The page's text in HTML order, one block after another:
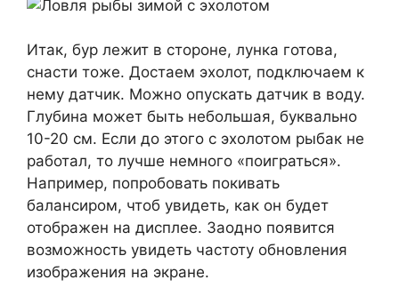
Итак, бур лежит в стороне, лунка готова,
снасти тоже. Достаем эхолот, подключаем к
нему датчик. Можно опускать датчик в воду.
Глубина может быть небольшая, буквально
10-20 см. Если до этого с эхолотом рыбак не
работал, то лучше немного «поиграться».
Например, попробовать покивать
балансиром, чтоб увидеть, как он будет
отображен на дисплее. Заодно появится
возможность увидеть частоту обновления
изображения на экране.